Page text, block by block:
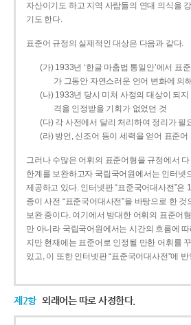
자산이기도 하고 지역 사람들의 연대 의식을
기도 한다.
표준어 규정의 실제적인 대상은 다음과 같다.
(가) 1933년 ‘한글 마춤법 통일안’에서 표
가 그동안 자연스러운 언어 변화에 의
(나) 1933년 당시 미처 사정의 대상이 되
격을 인정받을 기회가 없었던 것
(다) 각 사전에서 달리 처리하여 정리가 필
(라) 방언, 신조어 등이 세력을 얻어 표준어
그러나 수많은 어휘의 표준어형을 규정에서
한계를 보완하고자 국립국어원에서는 인터넷
제공하고 있다. 인터넷판 “표준국어대사전”은
종이 사전 “표준국어대사전”을 바탕으로 한 것
보완 중이다. 여기에서 방대한 어휘의 표준어
만 아니라 국립국어원에서는 시간의 흐름에
지만 현재에는 표준어로 인정될 만한 어휘를
있고, 이 또한 인터넷판 “표준국어대사전”에
제2항 외래어는 따로 사정한다.